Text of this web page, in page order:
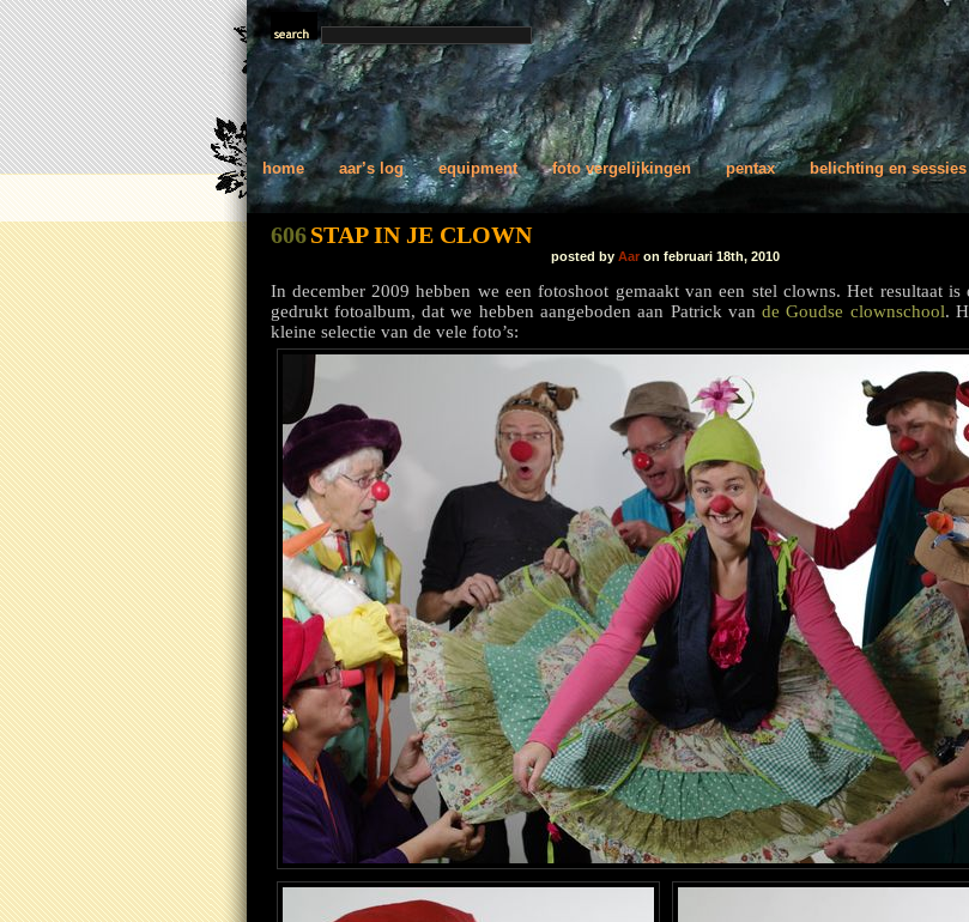
home aar’s log equipment foto vergelijkingen pentax belichting en sessies
606 STAP IN JE CLOWN
posted by Aar on februari 18th, 2010
In december 2009 hebben we een fotoshoot gemaakt van een stel clowns. Het resultaat is
gedrukt fotoalbum, dat we hebben aangeboden aan Patrick vande Goudse clownschool.
kleine selectie van de vele foto’s: